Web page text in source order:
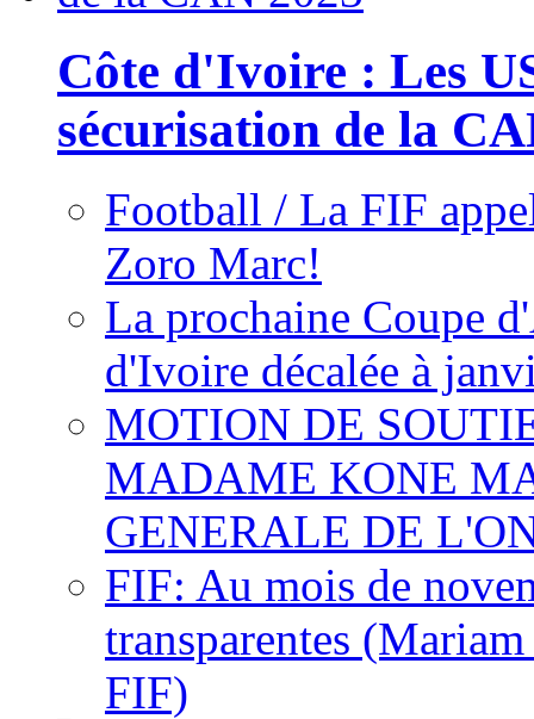
Côte d'Ivoire : Les
sécurisation de la
Football / La FIF
Zoro Marc!
La prochaine Coupe
d'Ivoire décalée à
MOTION DE
MADAME KONE
GENERALE DE
FIF: Au mois de
transparentes
FIF)